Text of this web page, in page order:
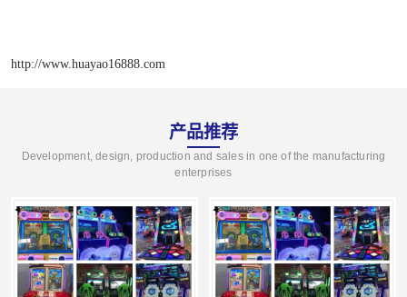
http://www.huayao16888.com
产品推荐
Development, design, production and sales in one of the manufacturing
enterprises